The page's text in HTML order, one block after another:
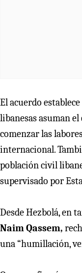
El acuerdo
libanesas asuman
comenzar las
internacional.
población civil
supervisado por
Desde Hezbolá, en
Naim Qassem,
una “humillación,